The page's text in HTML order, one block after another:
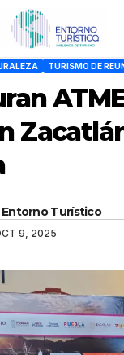
TURISMO DE
Entorno Turístico
9, 2025